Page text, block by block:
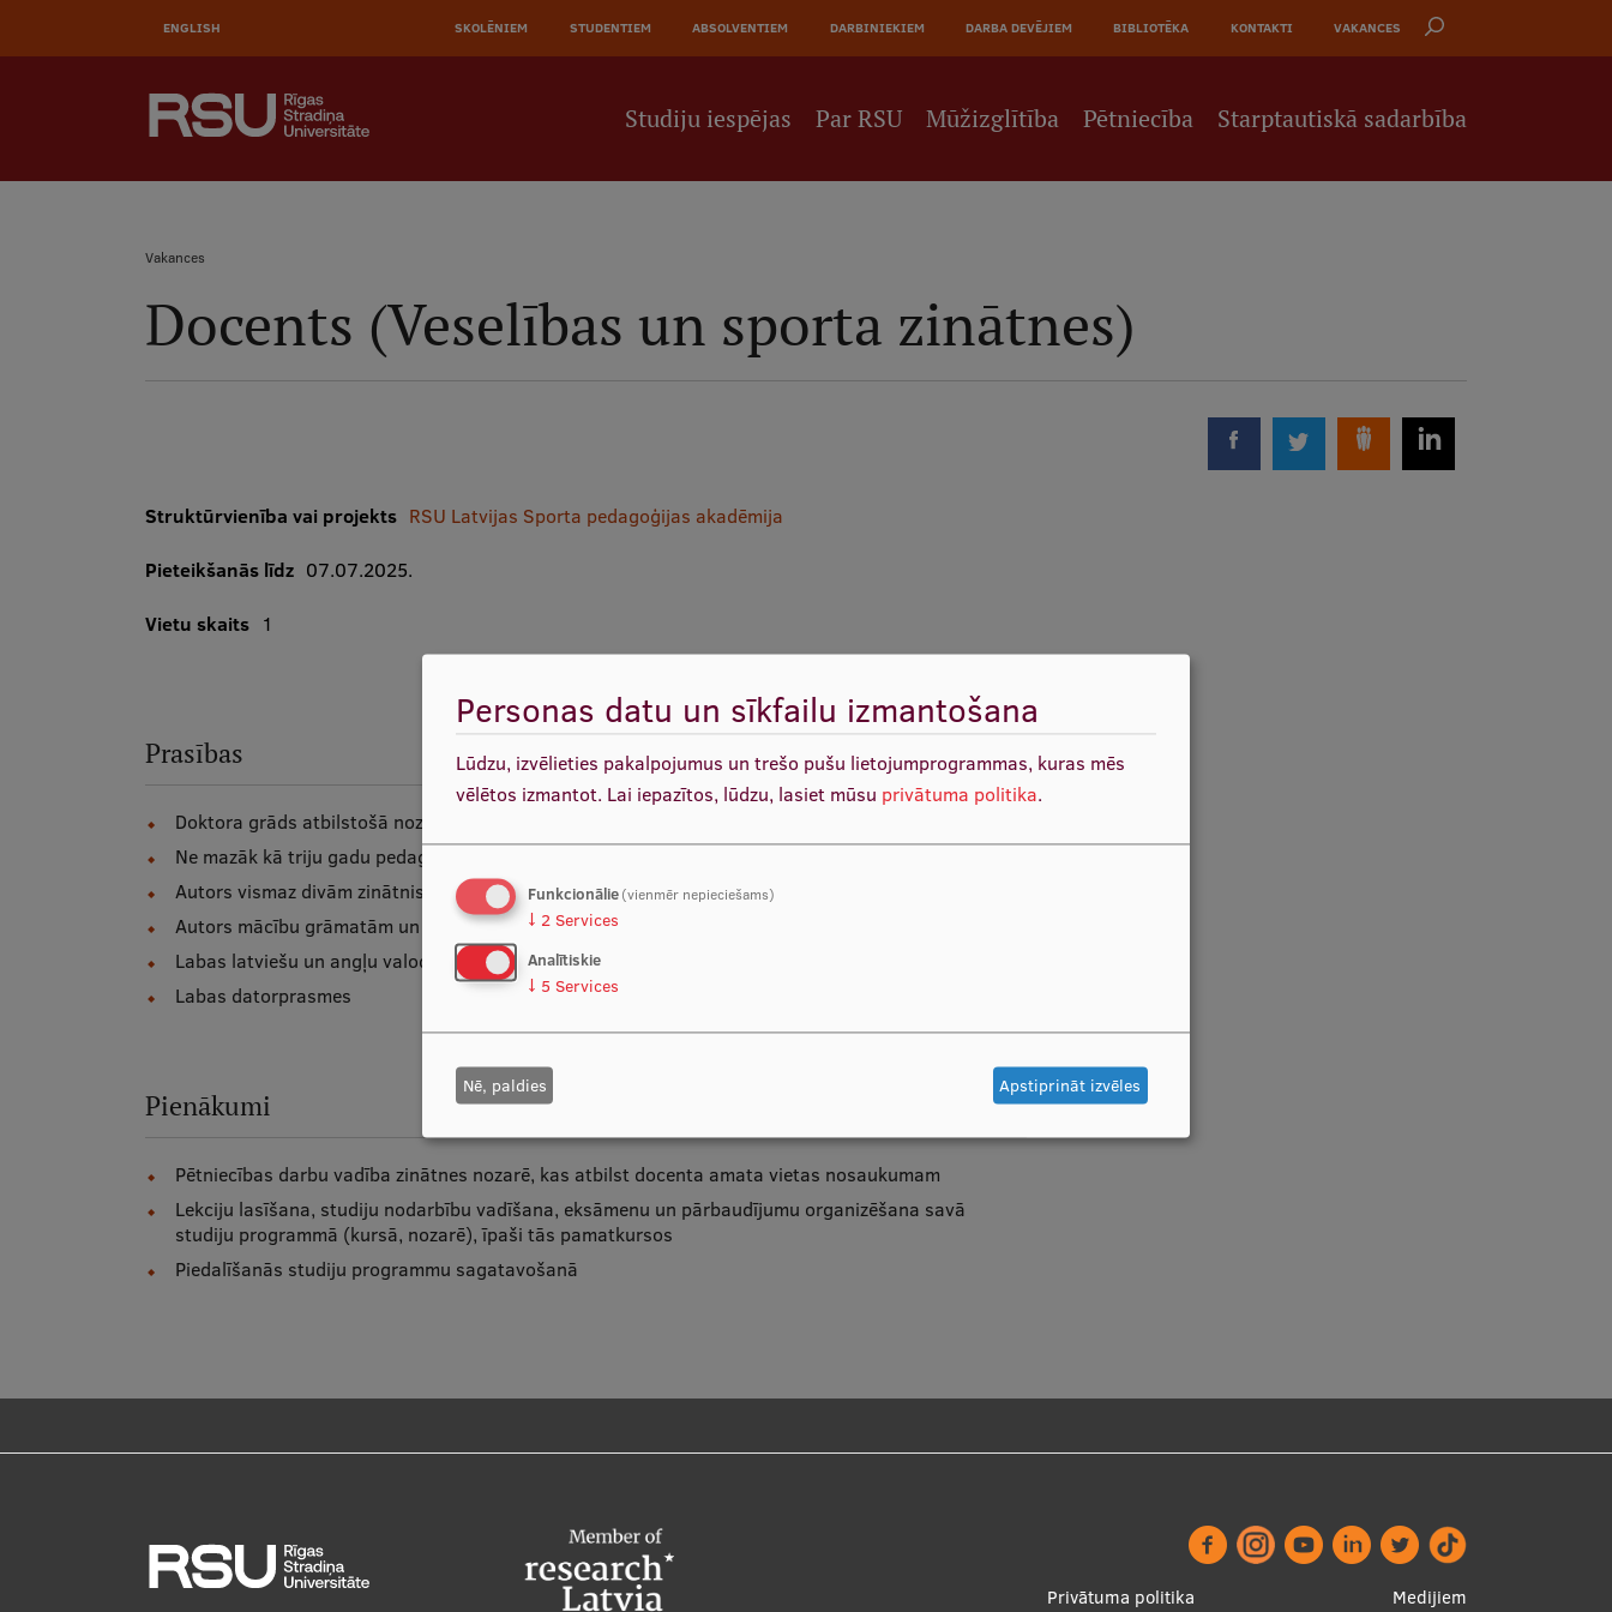
ENGLISH SKOLĒNIEM STUDENTIEM ABSOLVENTIEM DARBINIEKIEM DARBA DEVĒJIEM BIBLIOTĒKA KONTAKTI VAKANCES
Galvenā
Studiju iespējas Par RSU Mūžizglītība Pētniecība Starptautiskā sadarbība
Atpakaļceļš
Vakances
Docents (Veselības un sporta zinātnes)
Struktūrvienība vai projekts RSU Latvijas Sporta pedagoģijas akadēmija
Pieteikšanās līdz 07.07.2025.
Vietu skaits 1
Prasības
Doktora grāds atbilstošā nozarē
Ne mazāk kā triju gadu pedagoģiskā darba pieredze
Autors vismaz divām zinātniskām publikācijām
Autors mācību grāmatām un mācību līdzekļiem
Labas latviešu un angļu valodas zināšanas
Labas datorprasmes
Pienākumi
Pētniecības darbu vadība zinātnes nozarē, kas atbilst docenta amata vietas nosaukumam
Lekciju lasīšana, studiju nodarbību vadīšana, eksāmenu un pārbaudījumu organizēšana savā
studiju programmā (kursā, nozarē), īpaši tās pamatkursos
Piedalīšanās studiju programmu sagatavošanā
Privātuma politika Medijiem
Personas datu un sīkfailu izmantošana
Lūdzu, izvēlieties pakalpojumus un trešo pušu lietojumprogrammas, kuras mēs
vēlētos izmantot. Lai iepazītos, lūdzu, lasiet mūsu privātuma politika.
Funkcionālie(vienmēr nepieciešams)
↓ 2 Services
Analītiskie
↓ 5 Services
Nē, paldies Apstiprināt izvēles